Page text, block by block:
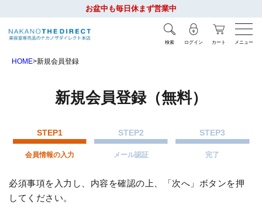
お盆中も毎日休まず営業中
検索 ログイン カート メニュー
HOME 新規会員登録
新規会員登録（無料）
STEP1
会員情報の入力
STEP2
メール認証
STEP3
完了
必須事項を入力し、内容を確認の上、「次へ」ボタンを押
してください。